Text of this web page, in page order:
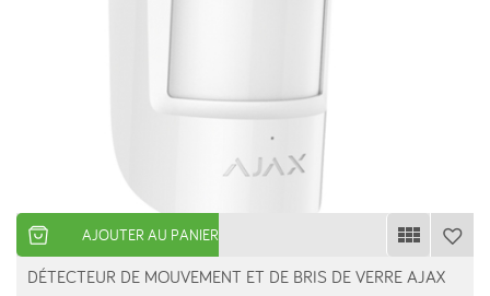
AJOUTER AU PANIER
DÉTECTEUR DE MOUVEMENT ET DE BRIS DE VERRE AJAX